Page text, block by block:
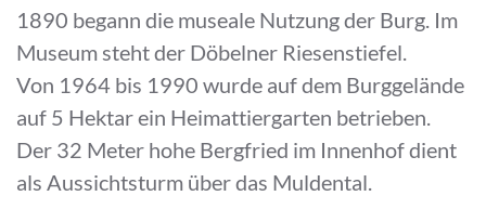
1890 begann die museale Nutzung der Burg. Im
Museum steht der Döbelner Riesenstiefel.
Von 1964 bis 1990 wurde auf dem Burggelände
auf 5 Hektar ein Heimattiergarten betrieben.
Der 32 Meter hohe Bergfried im Innenhof dient
als Aussichtsturm über das Muldental.